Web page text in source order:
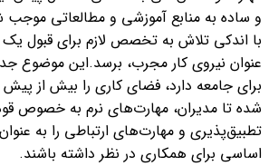
و ساده به منابع آموزشی و مطالعاتی
با اندکی تلاش به تخصص لازم برای قبول یک
عنوان نیروی کار مجرب، برسد.این موضوع جدا
برای جامعه دارد، فضای کاری را بیش از
شده تا مدیران، مهارت‌های نرم به خصوص
تطبیق‌پذیری و مهارت‌های ارتباطی را به
اساسی برای همکاری در نظر داشته باشند.